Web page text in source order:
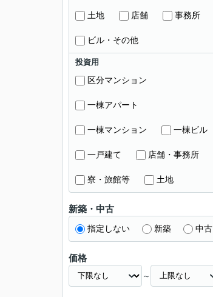
土地 店舗 事務所
ビル・その他
投資用
区分マンション
一棟アパート
一棟マンション 一棟ビル
一戸建て 店舗・事務所
寮・旅館等 土地
新築・中古
指定しない 新築 中古
価格
～